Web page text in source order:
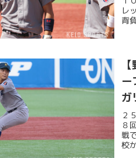
レ
背
ガ
２
８
戦
校